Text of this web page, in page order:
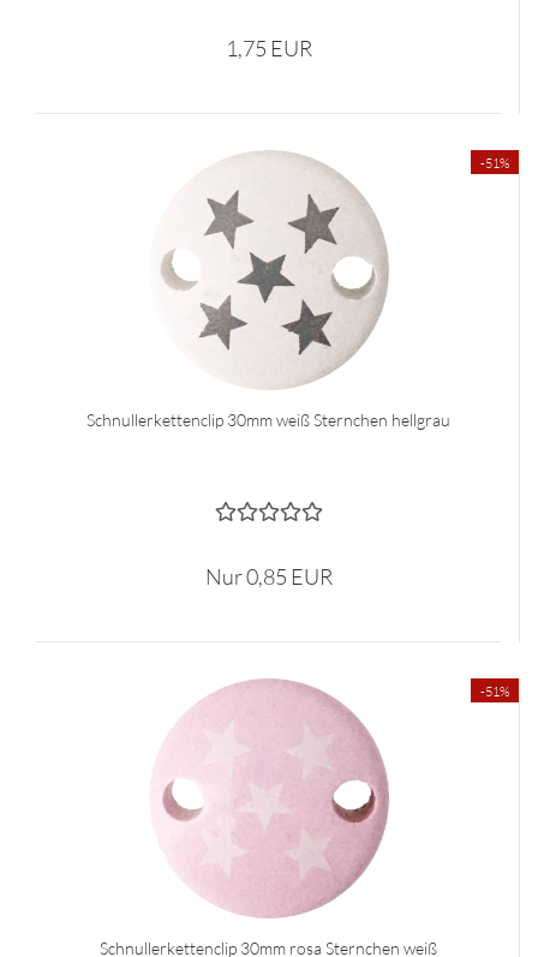
1,75 EUR
-51%
Schnullerkettenclip 30mm weiß Sternchen hellgrau
Nur 0,85 EUR
-51%
Schnullerkettenclip 30mm rosa Sternchen weiß